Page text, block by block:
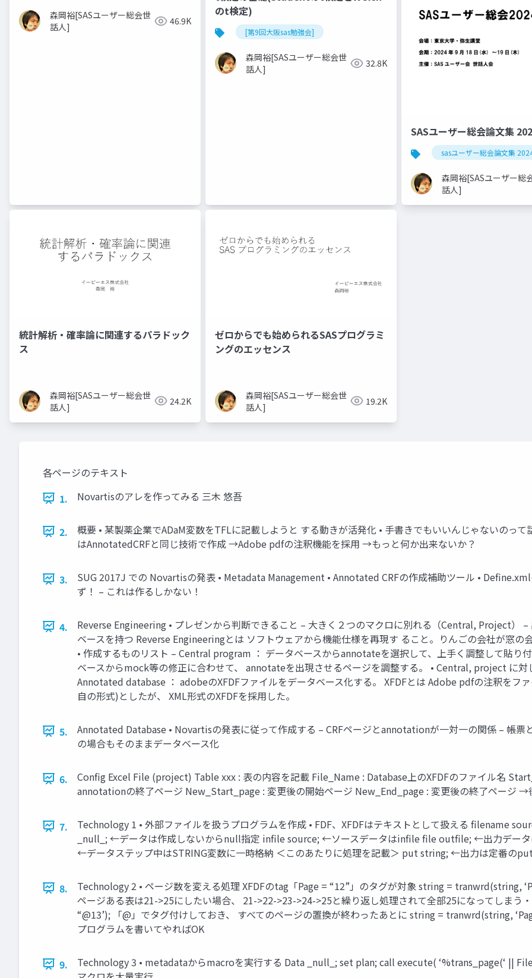
森岡裕[SASユーザー総会世
話人]
46.9K
のt検定)
[第9回大阪sas勉強会]
森岡裕[SASユーザー総会世
話人]
32.8K
SASユーザー総会論文集
sasユーザー総会論文集
森岡裕[SASユーザー総
話人]
統計解析・確率論に関連するパラドック
ス
森岡裕[SASユーザー総会世
話人]
24.2K
ゼロからでも始められるSASプログラミ
ングのエッセンス
森岡裕[SASユーザー総会世
話人]
19.2K
各ページのテキスト
1.
Novartisのアレを作ってみる 三木 悠吾
2.
概要 • 某製薬企業でADaM変数をTFLに記載しようと する動きが活発化 • 手書きでもいいんじゃないのっ
はAnnotatedCRFと同じ技術で作成 →Adobe pdfの注釈機能を採用 →もっと何か出来ないか？
3.
SUG 2017J での Novartisの発表 • Metadata Management • Annotated CRFの作成補助ツール •
ず！ – これは作るしかない！
4.
Reverse Engineering • プレゼンから判断できること – 大きく２つのマクロに別れる（Central, Project）
ベースを持つ Reverse Engineeringとは ソフトウェアから機能仕様を再現す ること。りんごの会社が窓の
• 作成するものリスト – Central program ： データベースからannotateを選択して、上手く調整して貼り
ベースからmock等の修正に合わせて、 annotateを出現させるページを調整する。 • Central, project に
Annotated database ： adobeのXFDFファイルをデータベース化する。 XFDFとは Adobe pdfの注釈をフ
自の形式)としたが、 XML形式のXFDFを採用した。
5.
Annotated Database • Novartisの発表に従って作成する – CRFページとannotationが一対一の関係 – 帳
の場合もそのままデータベース化
6.
Config Excel File (project) Table xxx : 表の内容を記載 File_Name : Database上のXFDFのファイル名
annotationの終了ページ New_Start_page : 変更後の開始ページ New_End_page : 変更後の終了ページ →
7.
Technology 1 • 外部ファイルを扱うプログラムを作成 • FDF、XFDFはテキストとして扱える filename
_null_; ←データは作成しないからnull指定 infile source; ←ソースデータはinfile file outfile; ←出力デー
←データステップ中はSTRING変数に一時格納 ＜このあたりに処理を記載＞ put string; ←出力は定番の
8.
Technology 2 • ページ数を変える処理 XFDFのtag「Page = “12”」のタグが対象 string = tranwrd(string,
ページある表は21->25にしたい場合、 21->22->23->24->25と繰り返し処理されて全部25になってしまう
“@13’); 「@」でタグ付けしておき、 すべてのページの置換が終わったあとに string = tranwrd(string,
プログラムを書いてやればOK
9.
Technology 3 • metadataからmacroを実行する Data _null_; set plan; call execute( ‘%trans_page(‘ ||